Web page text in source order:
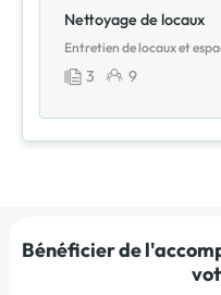
Nettoyage de locaux
Entretien de locaux et
3 9
Bénéficier de